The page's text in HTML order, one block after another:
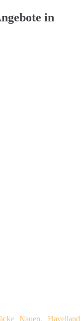
in
Nauen, Havelland